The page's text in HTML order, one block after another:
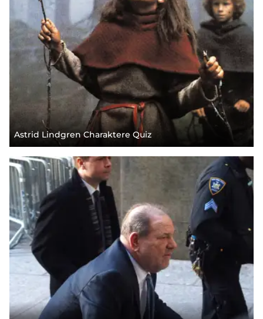
Astrid Lindgren Charaktere Quiz